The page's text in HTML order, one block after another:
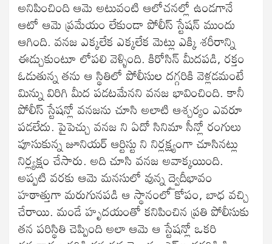
అనిపించింది ఆమె అటువంటి ఆలోచనల్లో ఉండగానే
ఆటో ఆమె ప్రమేయం లేకుండా పోలీస్ స్టేషన్ ముందు
ఆగింది. వనజ ఎక్కలేక ఎక్కలేక మెట్లు ఎక్కి శరీరాన్ని
ఈడ్చుకుంటూ లోపలి వెళ్ళింది. కిరోసిన్ మీదపడి, రక్తం
ఓడుతున్న తను ఆ స్థితిలో పోలీసుల దగ్గరికి వెళ్లడమంటే
మిన్ను విరిగి మీద పడటమేనని వనజ భావించింది. కానీ
పోలీస్ స్టేషన్లో వనజను చూసి అలాటి ఆశ్చర్యం ఎవరూ
పడలేదు. పైపెచ్చు వనజ ని ఏదో సినిమా సీన్లో రంగులు
పూసుకున్న జూనియర్ ఆర్టిస్టు ని నిర్లక్ష్యంగా చూసినట్లు
నిర్ల్యక్షం చేసారు. అది చూసి వనజ అవాక్కయింది.
అప్పటి వరకు ఆమె మనసులో వున్న ద్వైదీభావం
హఠాత్తుగా మరుగునపడి ఆ స్థానంలో కోపం, బాధ వచ్చి
చేరాయి. మండే హృదయంతో కనిపించిన ప్రతి పోలీసుకు
తన పరిస్థితి చెప్పింది అలా ఆమె ఆ స్టేషన్లో ఒకరి